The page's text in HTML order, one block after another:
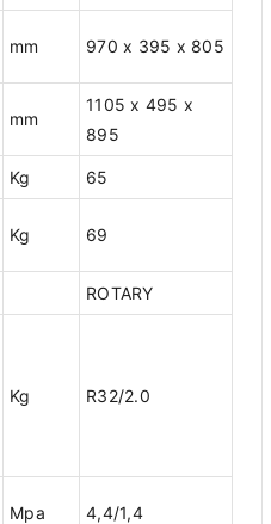
mm 970 x 395 x 805
mm
1105 x 495 x
895
Kg 65
Kg 69
ROTARY
Kg R32/2.0
Mpa 4,4/1,4